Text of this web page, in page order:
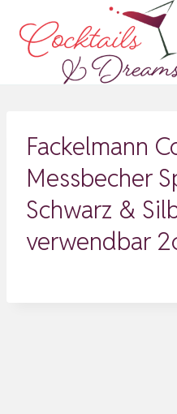
Inhalt
springen
Fackelmann
Messbecher
Schwarz &
verwendbar